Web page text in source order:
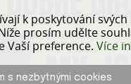
k poskytování
prosím udělte
Vaší preference. Více
s nezbytnými cookies